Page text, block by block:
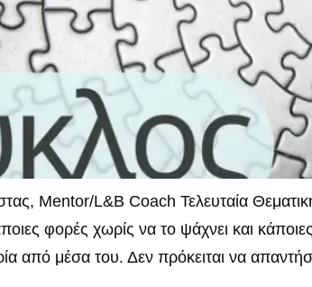
Mentor/L&B Coach Τελευταία
φορές χωρίς να το ψάχνει και
από μέσα του. Δεν πρόκειται να